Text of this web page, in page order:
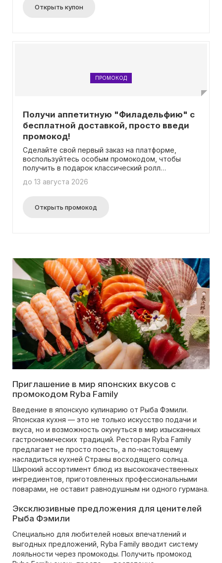
Открыть купон
ПРОМОКОД
Получи аппетитную "Филадельфию" с
бесплатной доставкой, просто введи
промокод!
Сделайте свой первый заказ на платформе,
воспользуйтесь особым промокодом, чтобы
получить в подарок классический ролл
до 13 августа 2026
Открыть промокод
Приглашение в мир японских вкусов с
промокодом Ryba Family
Введение в японскую кулинарию от Рыба Фэмили.
Японская кухня — это не только искусство подачи и
вкуса, но и возможность окунуться в мир изысканных
гастрономических традиций. Ресторан Ryba Family
предлагает не просто поесть, а по-настоящему
насладиться кухней Страны восходящего солнца.
Широкий ассортимент блюд из высококачественных
ингредиентов, приготовленных профессиональными
поварами, не оставит равнодушным ни одного гурмана.
Эксклюзивные предложения для ценителей
Рыба Фэмили
Специально для любителей новых впечатлений и
выгодных предложений, Ryba Family вводит систему
лояльности через промокоды. Получить промокод